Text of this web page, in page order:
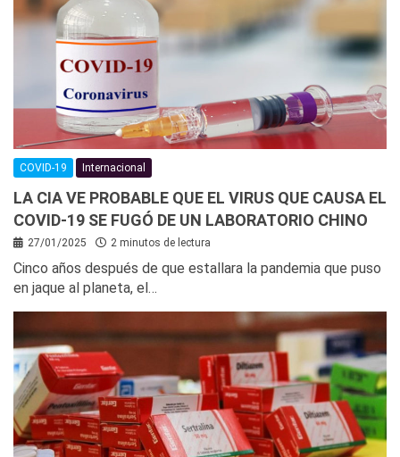
COVID-19 Internacional
LA CIA VE PROBABLE QUE EL VIRUS QUE CAUSA EL
COVID-19 SE FUGÓ DE UN LABORATORIO CHINO
27/01/2025 2 minutos de lectura
Cinco años después de que estallara la pandemia que puso
en jaque al planeta, el…